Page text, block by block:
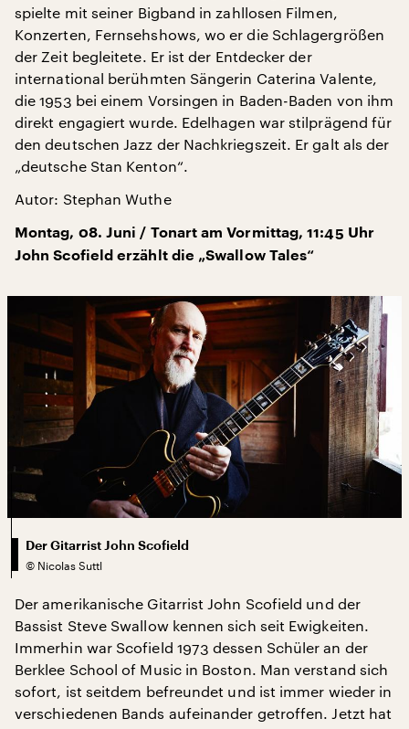
spielte mit seiner Bigband in zahllosen Filmen,
Konzerten, Fernsehshows, wo er die Schlagergrößen
der Zeit begleitete. Er ist der Entdecker der
international berühmten Sängerin Caterina Valente,
die 1953 bei einem Vorsingen in Baden-Baden von ihm
direkt engagiert wurde. Edelhagen war stilprägend für
den deutschen Jazz der Nachkriegszeit. Er galt als der
„deutsche Stan Kenton“.
Autor: Stephan Wuthe
Montag, 08. Juni / Tonart am Vormittag, 11:45 Uhr
John Scofield erzählt die „Swallow Tales“
Der Gitarrist John Scofield
© Nicolas Suttl
Der amerikanische Gitarrist John Scofield und der
Bassist Steve Swallow kennen sich seit Ewigkeiten.
Immerhin war Scofield 1973 dessen Schüler an der
Berklee School of Music in Boston. Man verstand sich
sofort, ist seitdem befreundet und ist immer wieder in
verschiedenen Bands aufeinander getroffen. Jetzt hat